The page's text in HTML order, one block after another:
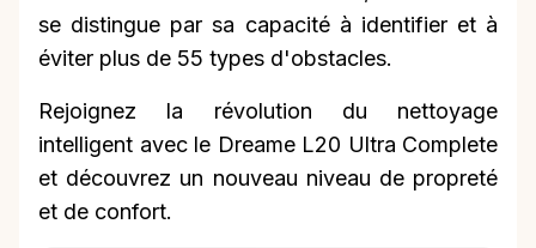
se distingue par sa capacité à identifier et à
éviter plus de 55 types d'obstacles.
Rejoignez la révolution du nettoyage
intelligent avec le Dreame L20 Ultra Complete
et découvrez un nouveau niveau de propreté
et de confort.